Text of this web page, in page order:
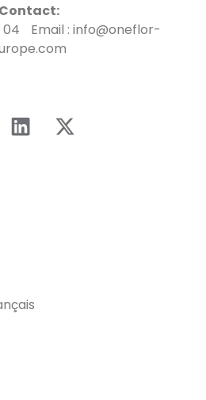
Contact:
04 Email : info@oneflor-